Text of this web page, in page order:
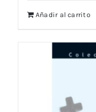
Añadir al carrito